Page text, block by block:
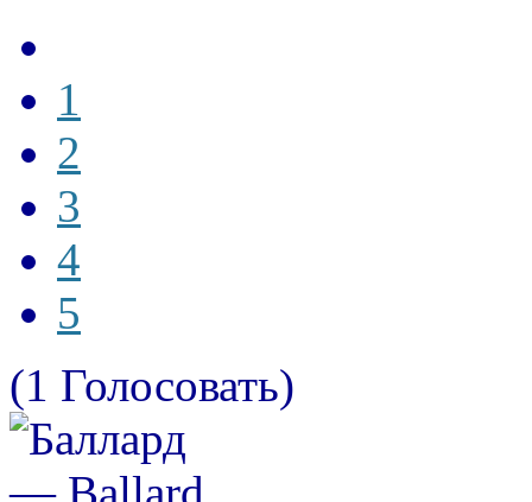
1
2
3
4
5
(1 Голосовать)